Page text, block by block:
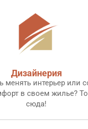
Дизайнерия
менять интерьер или
в своем жилье?
сюда!